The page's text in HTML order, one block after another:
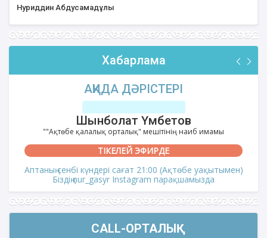
Нуриддин Абдусамадұлы
Хабарлама
АҚИДА ДӘРІСТЕРІ
Шынболат Үмбетов
""Ақтөбе қалалық орталық" мешітінің наиб имамы
ТІКЕЛЕЙ ЭФИРДЕ
Аптаның сенбі күндері сағат 21:00 (Ақтөбе уақытымен)
Біздің nur_gasyr Instagram парақшамызда
CALL-ОРТАЛЫҚ